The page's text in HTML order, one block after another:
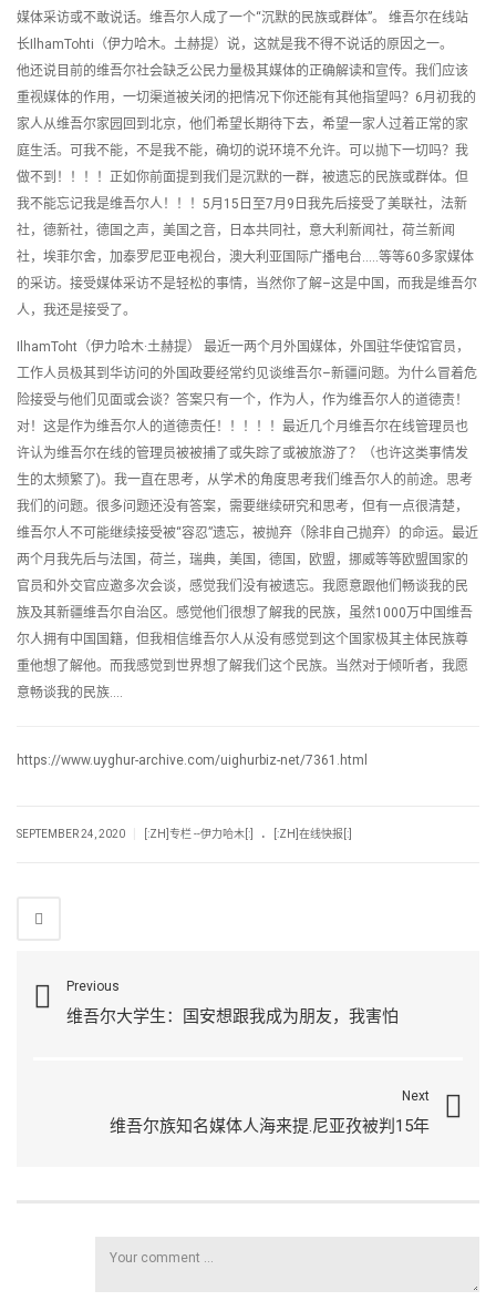
媒体采访或不敢说话。维吾尔人成了一个“沉默的民族或群体”。 维吾尔在线站
长IlhamTohti（伊力哈木。土赫提）说，这就是我不得不说话的原因之一。
他还说目前的维吾尔社会缺乏公民力量极其媒体的正确解读和宣传。我们应该
重视媒体的作用，一切渠道被关闭的把情况下你还能有其他指望吗？6月初我的
家人从维吾尔家园回到北京，他们希望长期待下去，希望一家人过着正常的家
庭生活。可我不能，不是我不能，确切的说环境不允许。可以抛下一切吗？我
做不到！！！！正如你前面提到我们是沉默的一群，被遗忘的民族或群体。但
我不能忘记我是维吾尔人！！！5月15日至7月9日我先后接受了美联社，法新
社，德新社，德国之声，美国之音，日本共同社，意大利新闻社，荷兰新闻
社，埃菲尔舍，加泰罗尼亚电视台，澳大利亚国际广播电台…..等等60多家媒体
的采访。接受媒体采访不是轻松的事情，当然你了解–这是中国，而我是维吾尔
人，我还是接受了。
IlhamToht（伊力哈木·土赫提） 最近一两个月外国媒体，外国驻华使馆官员，
工作人员极其到华访问的外国政要经常约见谈维吾尔–新疆问题。为什么冒着危
险接受与他们见面或会谈？答案只有一个，作为人，作为维吾尔人的道德责！
对！这是作为维吾尔人的道德责任！！！！！最近几个月维吾尔在线管理员也
许认为维吾尔在线的管理员被被捕了或失踪了或被旅游了？（也许这类事情发
生的太频繁了)。我一直在思考，从学术的角度思考我们维吾尔人的前途。思考
我们的问题。很多问题还没有答案，需要继续研究和思考，但有一点很清楚，
维吾尔人不可能继续接受被“容忍”遗忘，被抛弃（除非自己抛弃）的命运。最近
两个月我先后与法国，荷兰，瑞典，美国，德国，欧盟，挪威等等欧盟国家的
官员和外交官应邀多次会谈，感觉我们没有被遗忘。我愿意跟他们畅谈我的民
族及其新疆维吾尔自治区。感觉他们很想了解我的民族，虽然1000万中国维吾
尔人拥有中国国籍，但我相信维吾尔人从没有感觉到这个国家极其主体民族尊
重他想了解他。而我感觉到世界想了解我们这个民族。当然对于倾听者，我愿
意畅谈我的民族….
https://www.uyghur-archive.com/uighurbiz-net/7361.html
SEPTEMBER 24, 2020 [:ZH]专栏 --伊力哈木[:] . [:ZH]在线快报[:]
Previous
维吾尔大学生：国安想跟我成为朋友，我害怕
Next
维吾尔族知名媒体人海来提.尼亚孜被判15年